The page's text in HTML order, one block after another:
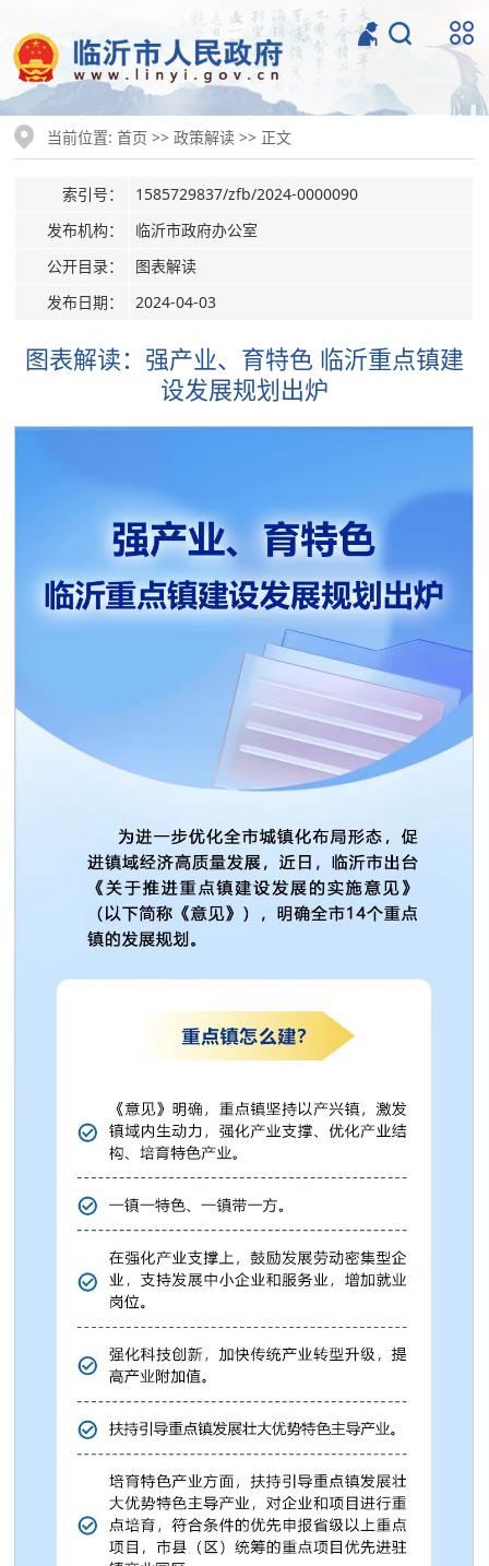
当前位置:首页 >>政策解读 >> 正文
索引号：
1585729837/zfb/2024-0000090
发布机构：
临沂市政府办公室
公开目录：
图表解读
发布日期：
2024-04-03
图表解读：强产业、育特色 临沂重点镇建
设发展规划出炉